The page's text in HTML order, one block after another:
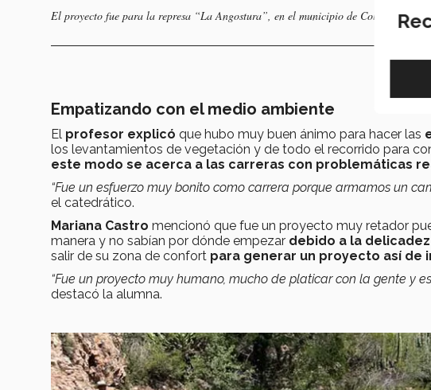
El proyecto fue para la represa “La Angostura”, en el municipio de Colón,
Empatizando con el medio ambiente
El profesor explicó que hubo muy buen ánimo para hacer las
los levantamientos de vegetación y de todo el recorrido para
este modo se acerca a las carreras con problemáticas
“Fue un esfuerzo muy bonito como carrera porque armamos un
el catedrático.
Mariana Castro mencionó que fue un proyecto muy retador
manera y no sabían por dónde empezar debido a la
salir de su zona de confort para generar un proyecto así de
“Fue un proyecto muy humano, mucho de platicar con la gente y
destacó la alumna.